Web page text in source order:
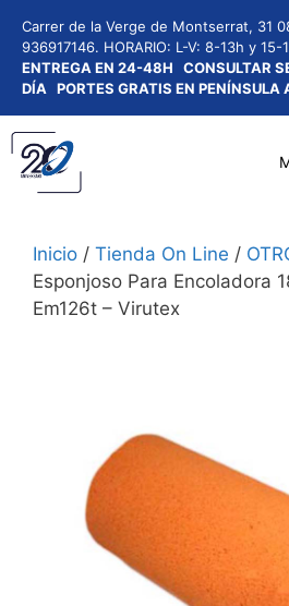
contenido
Carrer de la Verge de Montserrat, 31
936917146. HORARIO: L-V: 8-13h y 15-
ENTREGA EN 24-48H CONSULTAR
DÍA PORTES GRATIS EN PENÍNSULA
Inicio / Tienda On Line /
Esponjoso Para Encoladora
Em126t – Virutex